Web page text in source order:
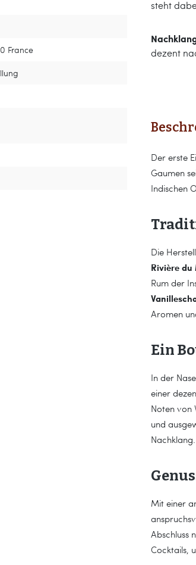
France
steht
dezent
Der erste
Gaumen
Indischen
Die
Rivière du
Rum der
Aromen
Ein
In der
einer
Noten von
und
Nachklang.
Mit einer
Abschluss
Cocktails,